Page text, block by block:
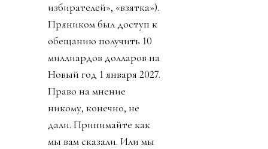
избирателей», «взятка»).
Пряником был доступ к
обещанию получить 10
миллиардов долларов на
Новый год 1 января 2027.
Право на мнение
никому, конечно, не
дали. Принимайте как
мы вам сказали. Или мы